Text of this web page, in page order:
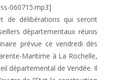
060715.mp3]
de délibérations qui seront
départementaux réunis
prévue ce vendredi dès
Maritime à La Rochelle,
départemental de Vendée. Il